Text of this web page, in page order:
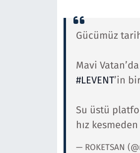
Gücümüz
Mavi
#LEVENT’in
Su üstü
hız
— ROKETSAN